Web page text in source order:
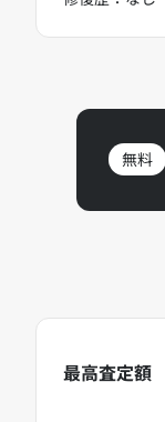
無料
最高査定額